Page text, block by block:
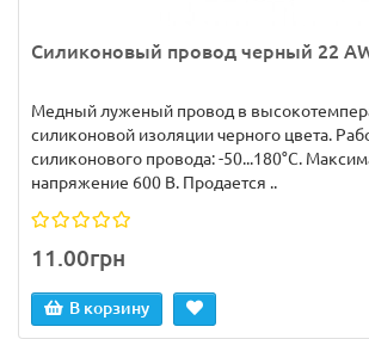
Силиконовый провод черный 22
Медный луженый провод в
силиконовой изоляции черного цвета.
силиконового провода: -50...180°C.
напряжение 600 В. Продается ..
11.00грн
В корзину